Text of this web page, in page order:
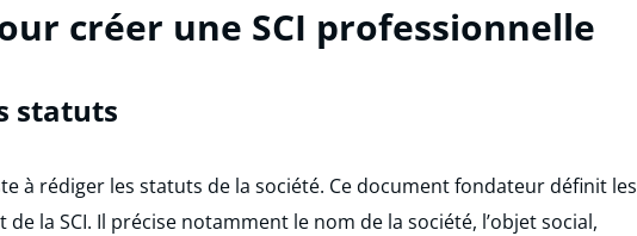
créer une SCI professionnelle
statuts
à rédiger les statuts de la société. Ce document fondateur définit les
la SCI. Il précise notamment le nom de la société, l’objet social,